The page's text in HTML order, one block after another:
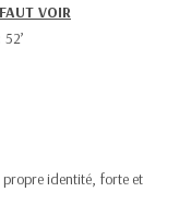
VOIR
52’
propre identité, forte et